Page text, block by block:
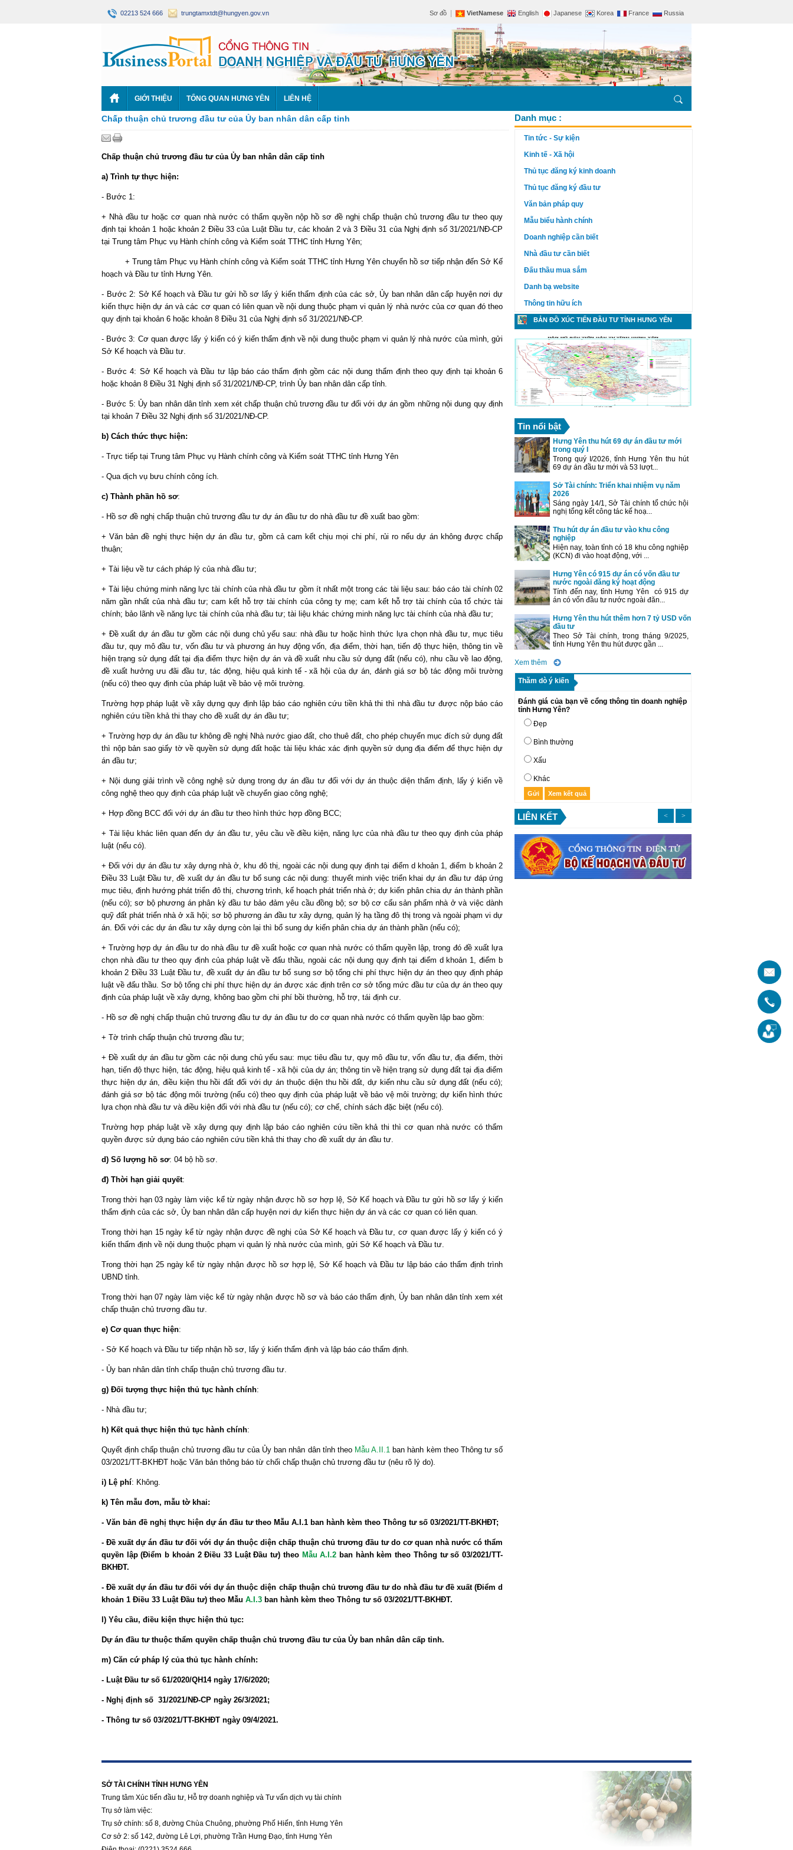
02213 524 666 trungtamxtdt@hungyen.gov.vn Sơ đồ VietNamese English Japanese Korea France Russia
GIỚI THIỆU TỔNG QUAN HƯNG YÊN LIÊN HỆ
Chấp thuận chủ trương đầu tư của Ủy ban nhân dân cấp tỉnh
Chấp thuận chủ trương đầu tư của Ủy ban nhân dân cấp tỉnh
a) Trình tự thực hiện:
- Bước 1:
+ Nhà đầu tư hoặc cơ quan nhà nước có thẩm quyền nộp hồ sơ đề nghị chấp thuận chủ trương đầu tư theo quy
định tại khoản 1 hoặc khoản 2 Điều 33 của Luật Đầu tư, các khoản 2 và 3 Điều 31 của Nghị định số 31/2021/NĐ-CP
tại Trung tâm Phục vụ Hành chính công và Kiểm soát TTHC tỉnh Hưng Yên;
+ Trung tâm Phục vụ Hành chính công và Kiểm soát TTHC tỉnh Hưng Yên chuyển hồ sơ tiếp nhận đến Sở Kế
hoạch và Đầu tư tỉnh Hưng Yên.
- Bước 2: Sở Kế hoạch và Đầu tư gửi hồ sơ lấy ý kiến thẩm định của các sở, Ủy ban nhân dân cấp huyện nơi dự
kiến thực hiện dự án và các cơ quan có liên quan về nội dung thuộc phạm vi quản lý nhà nước của cơ quan đó theo
quy định tại khoản 6 hoặc khoản 8 Điều 31 của Nghị định số 31/2021/NĐ-CP.
- Bước 3: Cơ quan được lấy ý kiến có ý kiến thẩm định về nội dung thuộc phạm vi quản lý nhà nước của mình, gửi
Sở Kế hoạch và Đầu tư.
- Bước 4: Sở Kế hoạch và Đầu tư lập báo cáo thẩm định gồm các nội dung thẩm định theo quy định tại khoản 6
hoặc khoản 8 Điều 31 Nghị định số 31/2021/NĐ-CP, trình Ủy ban nhân dân cấp tỉnh.
- Bước 5: Ủy ban nhân dân tỉnh xem xét chấp thuận chủ trương đầu tư đối với dự án gồm những nội dung quy định
tại khoản 7 Điều 32 Nghị định số 31/2021/NĐ-CP.
b) Cách thức thực hiện:
- Trực tiếp tại Trung tâm Phục vụ Hành chính công và Kiểm soát TTHC tỉnh Hưng Yên
- Qua dịch vụ bưu chính công ích.
c) Thành phần hồ sơ:
- Hồ sơ đề nghị chấp thuận chủ trương đầu tư dự án đầu tư do nhà đầu tư đề xuất bao gồm:
+ Văn bản đề nghị thực hiện dự án đầu tư, gồm cả cam kết chịu mọi chi phí, rủi ro nếu dự án không được chấp
thuận;
+ Tài liệu về tư cách pháp lý của nhà đầu tư;
+ Tài liệu chứng minh năng lực tài chính của nhà đầu tư gồm ít nhất một trong các tài liệu sau: báo cáo tài chính 02
năm gần nhất của nhà đầu tư; cam kết hỗ trợ tài chính của công ty mẹ; cam kết hỗ trợ tài chính của tổ chức tài
chính; bảo lãnh về năng lực tài chính của nhà đầu tư; tài liệu khác chứng minh năng lực tài chính của nhà đầu tư;
+ Đề xuất dự án đầu tư gồm các nội dung chủ yếu sau: nhà đầu tư hoặc hình thức lựa chọn nhà đầu tư, mục tiêu
đầu tư, quy mô đầu tư, vốn đầu tư và phương án huy động vốn, địa điểm, thời hạn, tiến độ thực hiện, thông tin về
hiện trạng sử dụng đất tại địa điểm thực hiện dự án và đề xuất nhu cầu sử dụng đất (nếu có), nhu cầu về lao động,
đề xuất hưởng ưu đãi đầu tư, tác động, hiệu quả kinh tế - xã hội của dự án, đánh giá sơ bộ tác động môi trường
(nếu có) theo quy định của pháp luật về bảo vệ môi trường.
Trường hợp pháp luật về xây dựng quy định lập báo cáo nghiên cứu tiền khả thi thì nhà đầu tư được nộp báo cáo
nghiên cứu tiền khả thi thay cho đề xuất dự án đầu tư;
+ Trường hợp dự án đầu tư không đề nghị Nhà nước giao đất, cho thuê đất, cho phép chuyển mục đích sử dụng đất
thì nộp bản sao giấy tờ về quyền sử dụng đất hoặc tài liệu khác xác định quyền sử dụng địa điểm để thực hiện dự
án đầu tư;
+ Nội dung giải trình về công nghệ sử dụng trong dự án đầu tư đối với dự án thuộc diện thẩm định, lấy ý kiến về
công nghệ theo quy định của pháp luật về chuyển giao công nghệ;
+ Hợp đồng BCC đối với dự án đầu tư theo hình thức hợp đồng BCC;
+ Tài liệu khác liên quan đến dự án đầu tư, yêu cầu về điều kiện, năng lực của nhà đầu tư theo quy định của pháp
luật (nếu có).
+ Đối với dự án đầu tư xây dựng nhà ở, khu đô thị, ngoài các nội dung quy định tại điểm d khoản 1, điểm b khoản 2
Điều 33 Luật Đầu tư, đề xuất dự án đầu tư bổ sung các nội dung: thuyết minh việc triển khai dự án đầu tư đáp ứng
mục tiêu, định hướng phát triển đô thị, chương trình, kế hoạch phát triển nhà ở; dự kiến phân chia dự án thành phần
(nếu có); sơ bộ phương án phân kỳ đầu tư bảo đảm yêu cầu đồng bộ; sơ bộ cơ cấu sản phẩm nhà ở và việc dành
quỹ đất phát triển nhà ở xã hội; sơ bộ phương án đầu tư xây dựng, quản lý hạ tầng đô thị trong và ngoài phạm vi dự
án. Đối với các dự án đầu tư xây dựng còn lại thì bổ sung dự kiến phân chia dự án thành phần (nếu có);
+ Trường hợp dự án đầu tư do nhà đầu tư đề xuất hoặc cơ quan nhà nước có thẩm quyền lập, trong đó đề xuất lựa
chọn nhà đầu tư theo quy định của pháp luật về đấu thầu, ngoài các nội dung quy định tại điểm d khoản 1, điểm b
khoản 2 Điều 33 Luật Đầu tư, đề xuất dự án đầu tư bổ sung sơ bộ tổng chi phí thực hiện dự án theo quy định pháp
luật về đấu thầu. Sơ bộ tổng chi phí thực hiện dự án được xác định trên cơ sở tổng mức đầu tư của dự án theo quy
định của pháp luật về xây dựng, không bao gồm chi phí bồi thường, hỗ trợ, tái định cư.
- Hồ sơ đề nghị chấp thuận chủ trương đầu tư dự án đầu tư do cơ quan nhà nước có thẩm quyền lập bao gồm:
+ Tờ trình chấp thuận chủ trương đầu tư;
+ Đề xuất dự án đầu tư gồm các nội dung chủ yếu sau: mục tiêu đầu tư, quy mô đầu tư, vốn đầu tư, địa điểm, thời
hạn, tiến độ thực hiện, tác động, hiệu quả kinh tế - xã hội của dự án; thông tin về hiện trạng sử dụng đất tại địa điểm
thực hiện dự án, điều kiện thu hồi đất đối với dự án thuộc diện thu hồi đất, dự kiến nhu cầu sử dụng đất (nếu có);
đánh giá sơ bộ tác động môi trường (nếu có) theo quy định của pháp luật về bảo vệ môi trường; dự kiến hình thức
lựa chọn nhà đầu tư và điều kiện đối với nhà đầu tư (nếu có); cơ chế, chính sách đặc biệt (nếu có).
Trường hợp pháp luật về xây dựng quy định lập báo cáo nghiên cứu tiền khả thi thì cơ quan nhà nước có thẩm
quyền được sử dụng báo cáo nghiên cứu tiền khả thi thay cho đề xuất dự án đầu tư.
d) Số lượng hồ sơ: 04 bộ hồ sơ.
đ) Thời hạn giải quyết:
Trong thời hạn 03 ngày làm việc kể từ ngày nhận được hồ sơ hợp lệ, Sở Kế hoạch và Đầu tư gửi hồ sơ lấy ý kiến
thẩm định của các sở, Ủy ban nhân dân cấp huyện nơi dự kiến thực hiện dự án và các cơ quan có liên quan.
Trong thời hạn 15 ngày kể từ ngày nhận được đề nghị của Sở Kế hoạch và Đầu tư, cơ quan được lấy ý kiến có ý
kiến thẩm định về nội dung thuộc phạm vi quản lý nhà nước của mình, gửi Sở Kế hoạch và Đầu tư.
Trong thời hạn 25 ngày kể từ ngày nhận được hồ sơ hợp lệ, Sở Kế hoạch và Đầu tư lập báo cáo thẩm định trình
UBND tỉnh.
Trong thời hạn 07 ngày làm việc kể từ ngày nhận được hồ sơ và báo cáo thẩm định, Ủy ban nhân dân tỉnh xem xét
chấp thuận chủ trương đầu tư.
e) Cơ quan thực hiện:
- Sở Kế hoạch và Đầu tư tiếp nhận hồ sơ, lấy ý kiến thẩm định và lập báo cáo thẩm định.
- Ủy ban nhân dân tỉnh chấp thuận chủ trương đầu tư.
g) Đối tượng thực hiện thủ tục hành chính:
- Nhà đầu tư;
h) Kết quả thực hiện thủ tục hành chính:
Quyết định chấp thuận chủ trương đầu tư của Ủy ban nhân dân tỉnh theo Mẫu A.II.1 ban hành kèm theo Thông tư số
03/2021/TT-BKHĐT hoặc Văn bản thông báo từ chối chấp thuận chủ trương đầu tư (nêu rõ lý do).
i) Lệ phí: Không.
k) Tên mẫu đơn, mẫu tờ khai:
- Văn bản đề nghị thực hiện dự án đầu tư theo Mẫu A.I.1 ban hành kèm theo Thông tư số 03/2021/TT-BKHĐT;
- Đề xuất dự án đầu tư đối với dự án thuộc diện chấp thuận chủ trương đầu tư do cơ quan nhà nước có thẩm
quyền lập (Điểm b khoản 2 Điều 33 Luật Đầu tư) theo Mẫu A.I.2 ban hành kèm theo Thông tư số 03/2021/TT-
BKHĐT.
- Đề xuất dự án đầu tư đối với dự án thuộc diện chấp thuận chủ trương đầu tư do nhà đầu tư đề xuất (Điểm d
khoản 1 Điều 33 Luật Đầu tư) theo Mẫu A.I.3 ban hành kèm theo Thông tư số 03/2021/TT-BKHĐT.
l) Yêu cầu, điều kiện thực hiện thủ tục:
Dự án đầu tư thuộc thẩm quyền chấp thuận chủ trương đầu tư của Ủy ban nhân dân cấp tỉnh.
m) Căn cứ pháp lý của thủ tục hành chính:
- Luật Đầu tư số 61/2020/QH14 ngày 17/6/2020;
- Nghị định số 31/2021/NĐ-CP ngày 26/3/2021;
- Thông tư số 03/2021/TT-BKHĐT ngày 09/4/2021.
Danh mục :
Tin tức - Sự kiện
Kinh tế - Xã hội
Thủ tục đăng ký kinh doanh
Thủ tục đăng ký đầu tư
Văn bản pháp quy
Mẫu biểu hành chính
Doanh nghiệp cần biết
Nhà đầu tư cần biết
Đấu thầu mua sắm
Danh bạ website
Thông tin hữu ích
BẢN ĐỒ XÚC TIẾN ĐẦU TƯ TỈNH HƯNG YÊN
Tin nổi bật
Hưng Yên thu hút 69 dự án đầu tư mới
trong quý I
Trong quý I/2026, tỉnh Hưng Yên thu hút
69 dự án đầu tư mới và 53 lượt...
Sở Tài chính: Triển khai nhiệm vụ năm
2026
Sáng ngày 14/1, Sở Tài chính tổ chức hội
nghị tổng kết công tác kế hoạ...
Thu hút dự án đầu tư vào khu công
nghiệp
Hiện nay, toàn tỉnh có 18 khu công nghiệp
(KCN) đi vào hoạt động, với ...
Hưng Yên có 915 dự án có vốn đầu tư
nước ngoài đăng ký hoạt động
Tính đến nay, tỉnh Hưng Yên có 915 dự
án có vốn đầu tư nước ngoài đăn...
Hưng Yên thu hút thêm hơn 7 tỷ USD vốn
đầu tư
Theo Sở Tài chính, trong tháng 9/2025,
tỉnh Hưng Yên thu hút được gần ...
Xem thêm
Thăm dò ý kiến
Đánh giá của bạn về cổng thông tin doanh nghiệp
tỉnh Hưng Yên?
Đẹp
Bình thường
Xấu
Khác
LIÊN KẾT >
<
SỞ TÀI CHÍNH TỈNH HƯNG YÊN
Trung tâm Xúc tiến đầu tư, Hỗ trợ doanh nghiệp và Tư vấn dịch vụ tài chính
Trụ sở làm việc:
Trụ sở chính: số 8, đường Chùa Chuông, phường Phố Hiến, tỉnh Hưng Yên
Cơ sở 2: số 142, đường Lê Lợi, phường Trần Hưng Đạo, tỉnh Hưng Yên